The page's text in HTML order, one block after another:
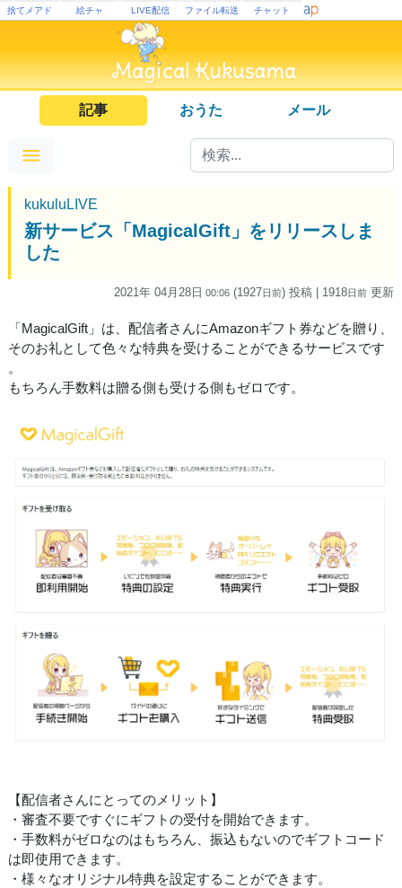
捨てメアド 絵チャ LIVE配信 ファイル転送 チャット
記事 おうた メール
kukuluLIVE
新サービス「MagicalGift」をリリースしま
した
2021年 04月28日 00:06 (1927日前) 投稿 | 1918日前 更新
「MagicalGift」は、配信者さんにAmazonギフト券などを贈り、
そのお礼として色々な特典を受けることができるサービスです
。
もちろん手数料は贈る側も受ける側もゼロです。
【配信者さんにとってのメリット】
・審査不要ですぐにギフトの受付を開始できます。
・手数料がゼロなのはもちろん、振込もないのでギフトコード
は即使用できます。
・様々なオリジナル特典を設定することができます。